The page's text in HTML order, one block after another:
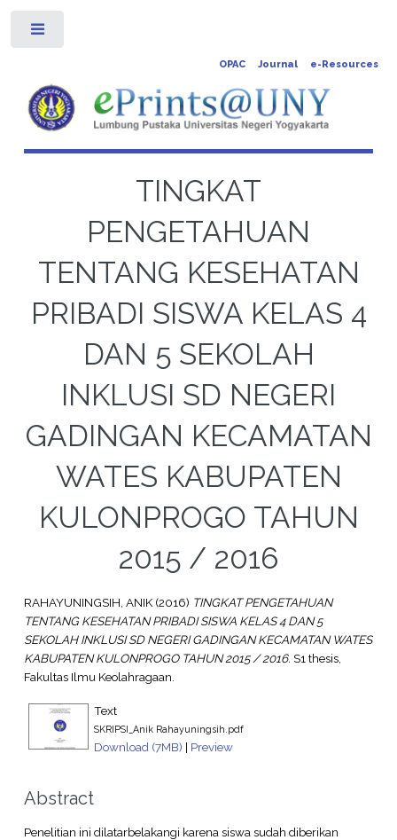
OPAC Journal e-Resources
TINGKAT
PENGETAHUAN
TENTANG KESEHATAN
PRIBADI SISWA KELAS 4
DAN 5 SEKOLAH
INKLUSI SD NEGERI
GADINGAN KECAMATAN
WATES KABUPATEN
KULONPROGO TAHUN
2015 / 2016
RAHAYUNINGSIH, ANIK(2016) TINGKAT PENGETAHUAN
TENTANG KESEHATAN PRIBADI SISWA KELAS 4 DAN 5
SEKOLAH INKLUSI SD NEGERI GADINGAN KECAMATAN WATES
KABUPATEN KULONPROGO TAHUN 2015 / 2016. S1 thesis,
Fakultas Ilmu Keolahragaan.
Text
SKRIPSI_Anik Rahayuningsih.pdf
Download (7MB) | Preview
Abstract
Penelitian ini dilatarbelakangi karena siswa sudah diberikan